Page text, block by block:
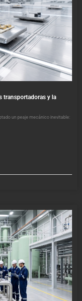
transportadoras y la
un peaje mecánico inevitable: